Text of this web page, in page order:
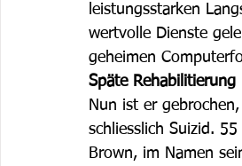
leistungsstarken
wertvolle Dienste
geheimen
Späte Rehabilitierung
Nun ist er
schliesslich Suizid.
Brown, im Namen